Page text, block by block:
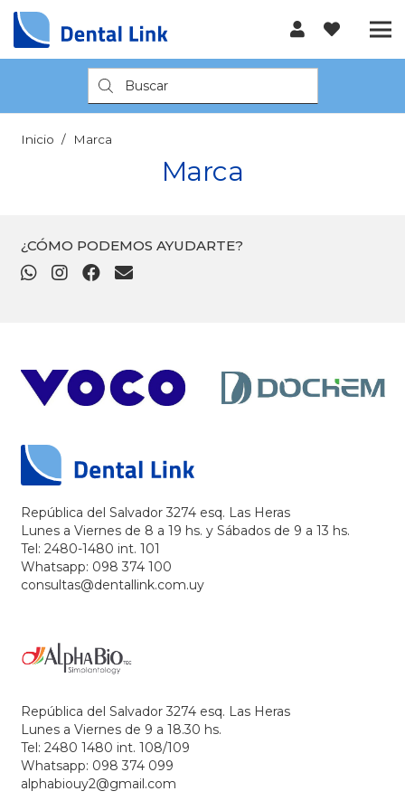
Búsqueda
de
productos
Inicio / Marca
Marca
¿CÓMO PODEMOS AYUDARTE?
República del Salvador 3274 esq. Las Heras
Lunes a Viernes de 8 a 19 hs. y Sábados de 9 a 13 hs.
Tel: 2480-1480 int. 101
Whatsapp: 098 374 100
consultas@dentallink.com.uy
República del Salvador 3274 esq. Las Heras
Lunes a Viernes de 9 a 18.30 hs.
Tel: 2480 1480 int. 108/109
Whatsapp: 098 374 099
alphabiouy2@gmail.com